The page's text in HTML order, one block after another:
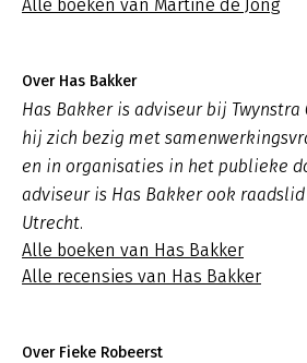
Alle boeken van Martine de Jong
Over Has Bakker
Has Bakker is adviseur bij Twynstra
hij zich bezig met
en in organisaties in het publieke
adviseur is Has Bakker ook
Utrecht.
Alle boeken van Has Bakker
Alle recensies van Has Bakker
Over Fieke Robeerst